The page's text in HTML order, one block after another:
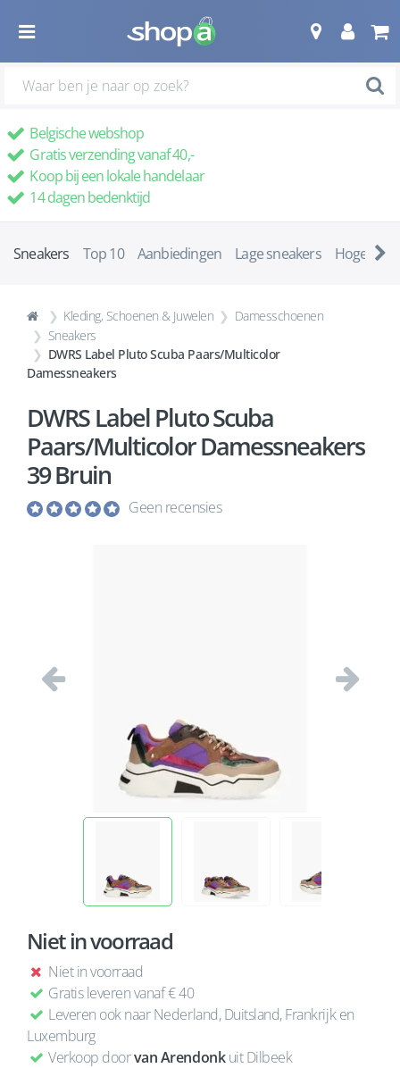
Belgische webshop
Gratis verzending vanaf 40,-
Koop bij een lokale handelaar
14 dagen bedenktijd
Sneakers Top 10 Aanbiedingen Lage sneakers Hoge
Kleding, Schoenen & Juwelen
Damesschoenen
Sneakers
DWRS Label Pluto Scuba Paars/Multicolor
Damessneakers
DWRS Label Pluto Scuba
Paars/Multicolor Damessneakers
39 Bruin
Geen recensies
Vorige
Niet in voorraad
Niet in voorraad
Gratis leveren vanaf € 40
Leveren ook naar Nederland, Duitsland, Frankrijk en
Luxemburg
Verkoop doorvan Arendonkuit Dilbeek